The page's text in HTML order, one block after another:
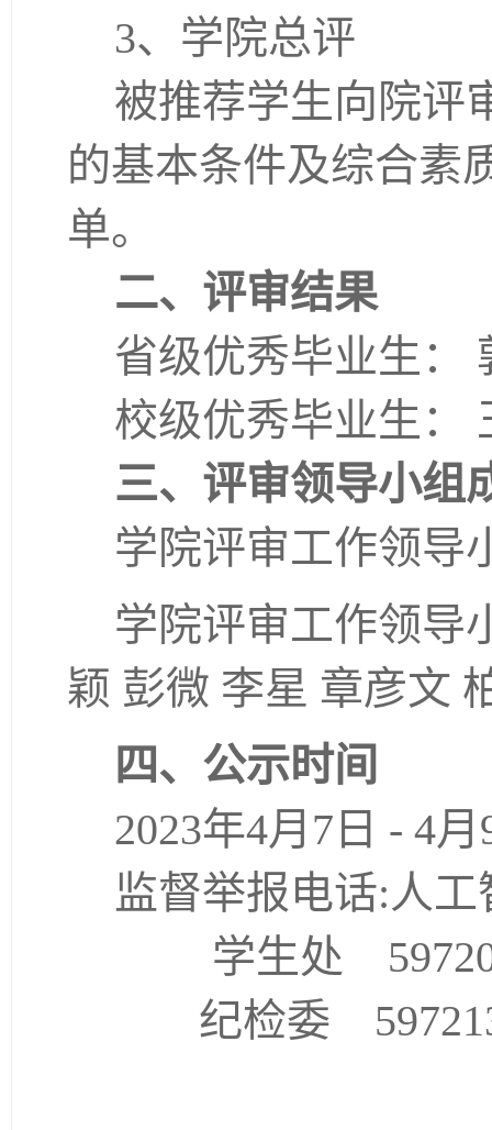
3、学院总评
被推荐学生向院评
的基本条件及综合素
单。
二、评审结果
省级优秀毕业生：
校级优秀毕业生
三、评审领导小组
学院评审工作领导
学院评审工作领导
颖 彭微 李星 章彦文
四、公示时间
2023年4月7日 - 4
监督举报电话:人工
学生处
纪检委